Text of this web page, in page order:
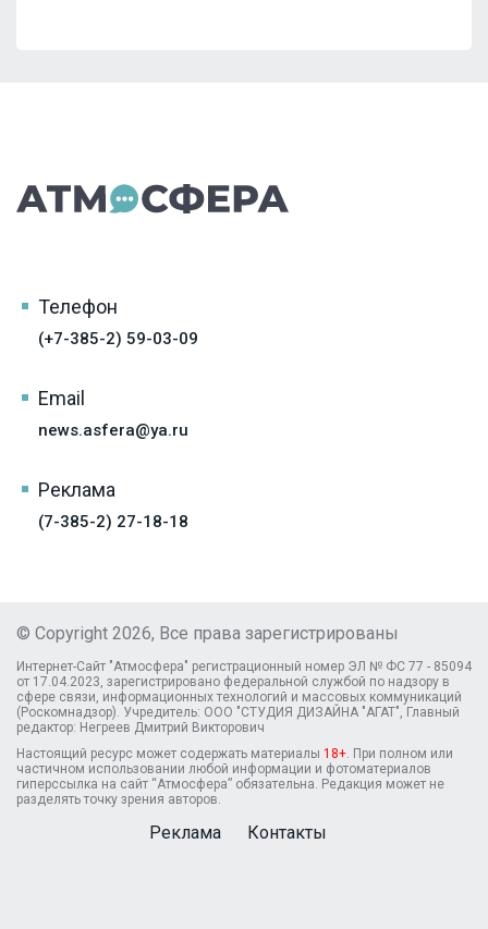
Телефон
(+7-385-2) 59-03-09
Email
news.asfera@ya.ru
Реклама
(7-385-2) 27-18-18
© Copyright 2026, Все права зарегистрированы
Интернет-Сайт "Атмосфера" регистрационный номер ЭЛ № ФС 77 - 85094
от 17.04.2023, зарегистрировано федеральной службой по надзору в
сфере связи, информационных технологий и массовых коммуникаций
(Роскомнадзор). Учредитель: ООО "СТУДИЯ ДИЗАЙНА "АГАТ", Главный
редактор: Негреев Дмитрий Викторович
Настоящий ресурс может содержать материалы 18+ . При полном или
частичном использовании любой информации и фотоматериалов
гиперссылка на сайт “Атмосфера” обязательна. Редакция может не
разделять точку зрения авторов.
Реклама Контакты